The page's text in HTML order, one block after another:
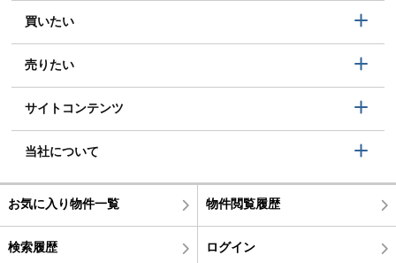
買いたい
売りたい
サイトコンテンツ
当社について
お気に入り物件一覧 物件閲覧履歴
検索履歴 ログイン